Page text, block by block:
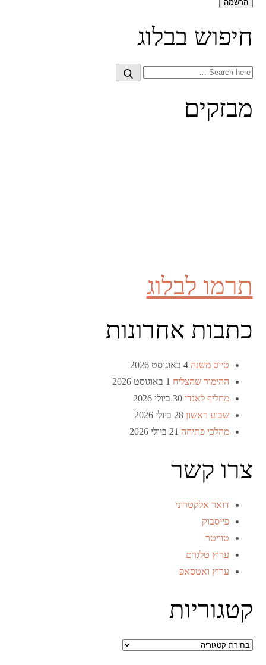
חיפוש בבלוג
Search
Search
מבזקים
תרמו לבלוג
כתבות אחרונות
טייס משנה 4 באוגוסט 2026
ההימור שהצליח 1 באוגוסט 2026
מחליף לאנדי 30 ביולי 2026
שבוע ראשון 28 ביולי 2026
מהלכי פתיחה 21 ביולי 2026
צרו קשר
דואר אלקטרוני
פייסבוק
טוויטר
ערוץ טלגרם
ערוץ ואטסאפ
קטגוריות
קטגוריות